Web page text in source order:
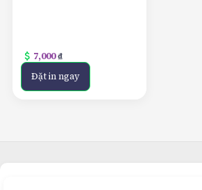
attach_money 7,000₫
Đặt in ngay